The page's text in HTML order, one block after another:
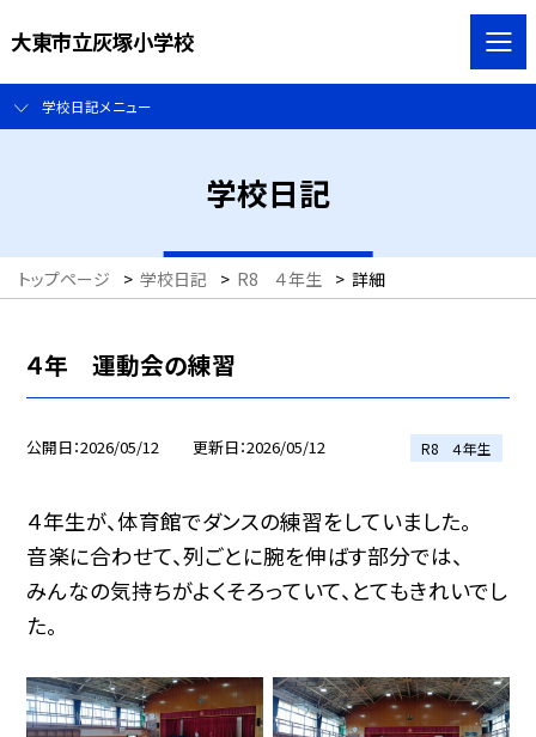
大東市立灰塚小学校
学校日記メニュー
学校日記
トップページ > 学校日記 > R8 ４年生 > 詳細
４年 運動会の練習
公開日 2026/05/12 更新日 2026/05/12 R8 ４年生
４年生が、体育館でダンスの練習をしていました。
音楽に合わせて、列ごとに腕を伸ばす部分では、
みんなの気持ちがよくそろっていて、とてもきれいでし
た。